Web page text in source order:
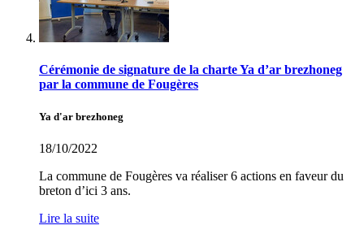
Cérémonie de signature de la charte Ya d’ar brezhoneg
par la commune de Fougères
Ya d'ar brezhoneg
18/10/2022
La commune de Fougères va réaliser 6 actions en faveur du
breton d’ici 3 ans.
Lire la suite